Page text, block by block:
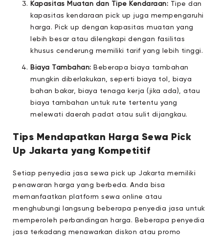
Kapasitas Muatan dan Tipe Kendaraan: Tipe dan
kapasitas kendaraan pick up juga mempengaruhi
harga. Pick up dengan kapasitas muatan yang
lebih besar atau dilengkapi dengan fasilitas
khusus cenderung memiliki tarif yang lebih tinggi.
Biaya Tambahan: Beberapa biaya tambahan
mungkin diberlakukan, seperti biaya tol, biaya
bahan bakar, biaya tenaga kerja (jika ada), atau
biaya tambahan untuk rute tertentu yang
melewati daerah padat atau sulit dijangkau.
Tips Mendapatkan Harga Sewa Pick
Up Jakarta yang Kompetitif
Setiap penyedia jasa sewa pick up Jakarta memiliki
penawaran harga yang berbeda. Anda bisa
memanfaatkan platform sewa online atau
menghubungi langsung beberapa penyedia jasa untuk
memperoleh perbandingan harga. Beberapa penyedia
jasa terkadang menawarkan diskon atau promo